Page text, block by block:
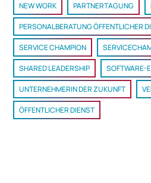
NEW WORK PARTNERTAGUNG
PERSONALBERATUNG ÖFFENTLICHER
SERVICE CHAMPION
SHARED LEADERSHIP SOFTWARE-
UNTERNEHMERIN DER ZUKUNFT
ÖFFENTLICHER DIENST